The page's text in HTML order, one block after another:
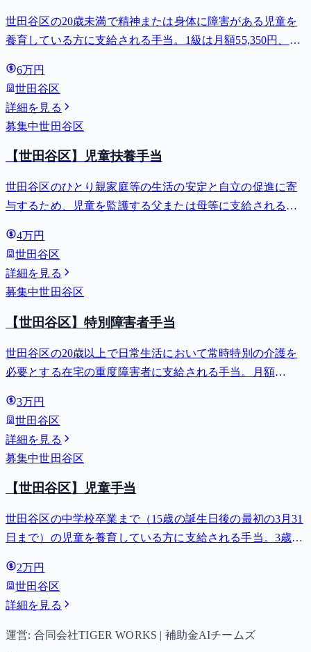
世田谷区の20歳未満で精神または身体に障害がある児童を
養育している方に支給される手当。1級は月額55,350円、2
6万円
世田谷区
詳細を見る
募集中世田谷区
【世田谷区】児童扶養手当
世田谷区のひとり親家庭等の生活の安定と自立の促進に寄
与するため、児童を監護する父または母等に支給される手
4万円
世田谷区
詳細を見る
募集中世田谷区
【世田谷区】特別障害者手当
世田谷区の20歳以上で日常生活において常時特別の介護を
必要とする在宅の重度障害者に支給される手当。月額
3万円
世田谷区
詳細を見る
募集中世田谷区
【世田谷区】児童手当
世田谷区の中学校卒業まで（15歳の誕生日後の最初の3月31
日まで）の児童を養育している方に支給される手当。3歳未
（第3子以降は15,000円）、中学生は月額10,000円。
2万円
世田谷区
詳細を見る
運営: 合同会社TIGER WORKS | 補助金AIチームズ